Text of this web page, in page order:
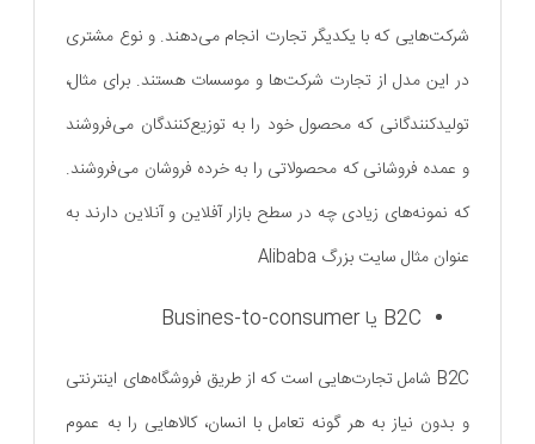
شرکت‌هایی که با یکدیگر تجارت انجام می‌دهند. و نوع مشتری
در این مدل از تجارت شرکت‌ها و موسسات هستند. برای مثال،
تولیدکنندگانی که محصول خود را به توزیع‌کنندگان می‌فروشند
و عمده‌ فروشانی که محصولاتی را به خرده‌ فروشان می‌فروشند.
که نمونه‌های زیادی چه در سطح بازار آفلاین و آنلاین دارند به
عنوان مثال سایت بزرگ Alibaba
B2C یا Busines-to-consumer
B2C شامل تجارت‌هایی است که از طریق فروشگاه‌های اینترنتی
و بدون نیاز به هر گونه تعامل با انسان، کالاهایی را به عموم